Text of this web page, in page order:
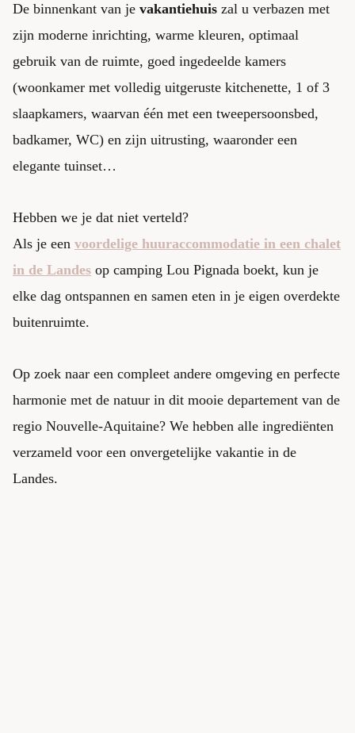
De binnenkant van je vakantiehuis zal u verbazen met
zijn moderne inrichting, warme kleuren, optimaal
gebruik van de ruimte, goed ingedeelde kamers
(woonkamer met volledig uitgeruste kitchenette, 1 of 3
slaapkamers, waarvan één met een tweepersoonsbed,
badkamer, WC) en zijn uitrusting, waaronder een
elegante tuinset…
Hebben we je dat niet verteld?
Als je een voordelige huuraccommodatie in een chalet
in de Landes op camping Lou Pignada boekt, kun je
elke dag ontspannen en samen eten in je eigen overdekte
buitenruimte.
Op zoek naar een compleet andere omgeving en perfecte
harmonie met de natuur in dit mooie departement van de
regio Nouvelle-Aquitaine? We hebben alle ingrediënten
verzameld voor een onvergetelijke vakantie in de
Landes.